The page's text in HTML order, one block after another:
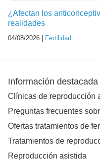
¿Afectan los
realidades
04/08/2026 | Fertilidad
Información destacada
Clínicas de reproducción
Preguntas frecuentes
Ofertas tratamientos de
Tratamientos de
Reproducción asistida